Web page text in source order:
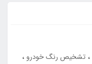
تشخیص رنگ خودرو